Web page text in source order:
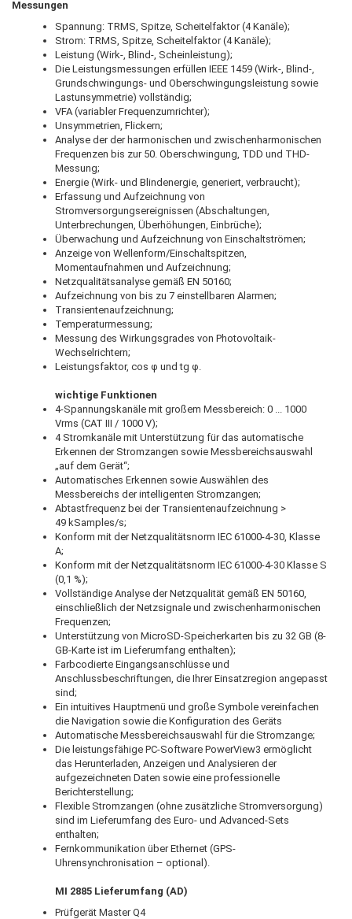
Messungen
Spannung: TRMS, Spitze, Scheitelfaktor (4 Kanäle);
Strom: TRMS, Spitze, Scheitelfaktor (4 Kanäle);
Leistung (Wirk-, Blind-, Scheinleistung);
Die Leistungsmessungen erfüllen IEEE 1459 (Wirk-, Blind-,
Grundschwingungs- und Oberschwingungsleistung sowie
Lastunsymmetrie) vollständig;
VFA (variabler Frequenzumrichter);
Unsymmetrien, Flickern;
Analyse der der harmonischen und zwischenharmonischen
Frequenzen bis zur 50. Oberschwingung, TDD und THD-
Messung;
Energie (Wirk- und Blindenergie, generiert, verbraucht);
Erfassung und Aufzeichnung von
Stromversorgungsereignissen (Abschaltungen,
Unterbrechungen, Überhöhungen, Einbrüche);
Überwachung und Aufzeichnung von Einschaltströmen;
Anzeige von Wellenform/Einschaltspitzen,
Momentaufnahmen und Aufzeichnung;
Netzqualitätsanalyse gemäß EN 50160;
Aufzeichnung von bis zu 7 einstellbaren Alarmen;
Transientenaufzeichnung;
Temperaturmessung;
Messung des Wirkungsgrades von Photovoltaik-
Wechselrichtern;
Leistungsfaktor, cos φ und tg φ.
wichtige Funktionen
4-Spannungskanäle mit großem Messbereich: 0 ... 1000
Vrms (CAT III / 1000 V);
4 Stromkanäle mit Unterstützung für das automatische
Erkennen der Stromzangen sowie Messbereichsauswahl
„auf dem Gerät“;
Automatisches Erkennen sowie Auswählen des
Messbereichs der intelligenten Stromzangen;
Abtastfrequenz bei der Transientenaufzeichnung >
49 kSamples/s;
Konform mit der Netzqualitätsnorm IEC 61000-4-30, Klasse
A;
Konform mit der Netzqualitätsnorm IEC 61000-4-30 Klasse S
(0,1 %);
Vollständige Analyse der Netzqualität gemäß EN 50160,
einschließlich der Netzsignale und zwischenharmonischen
Frequenzen;
Unterstützung von MicroSD-Speicherkarten bis zu 32 GB (8-
GB-Karte ist im Lieferumfang enthalten);
Farbcodierte Eingangsanschlüsse und
Anschlussbeschriftungen, die Ihrer Einsatzregion angepasst
sind;
Ein intuitives Hauptmenü und große Symbole vereinfachen
die Navigation sowie die Konfiguration des Geräts
Automatische Messbereichsauswahl für die Stromzange;
Die leistungsfähige PC-Software PowerView3 ermöglicht
das Herunterladen, Anzeigen und Analysieren der
aufgezeichneten Daten sowie eine professionelle
Berichterstellung;
Flexible Stromzangen (ohne zusätzliche Stromversorgung)
sind im Lieferumfang des Euro- und Advanced-Sets
enthalten;
Fernkommunikation über Ethernet (GPS-
Uhrensynchronisation – optional).
MI 2885 Lieferumfang (AD)
Prüfgerät Master Q4